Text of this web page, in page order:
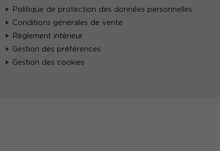
Politique de protection des données personnelles
Conditions générales de vente
Règlement intérieur
Gestion des préférences
Gestion des cookies